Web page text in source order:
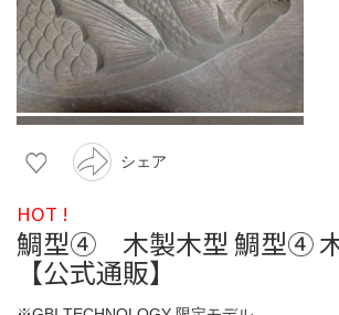
シェア
HOT !
鯛型④ 木製木型 鯛型④
【公式通販】